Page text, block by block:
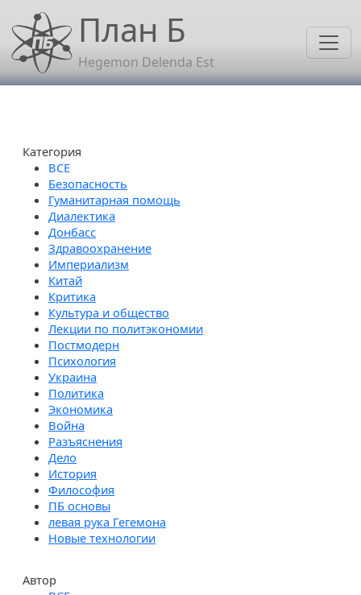
Перейти к основному содержанию
План Б
Hegemon Delenda Est
Категория
Безопасность
Гуманитарная помощь
Диалектика
Донбасс
Здравоохранение
Империализм
Китай
Критика
Культура и общество
Лекции по политэкономии
Постмодерн
Психология
Украина
Политика
Экономика
Война
Разъяснения
Дело
История
Философия
ПБ основы
левая рука Гегемона
Новые технологии
Автор